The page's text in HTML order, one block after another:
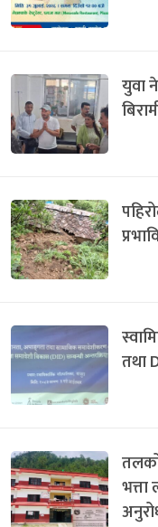
युवा
तथा
भत्ता